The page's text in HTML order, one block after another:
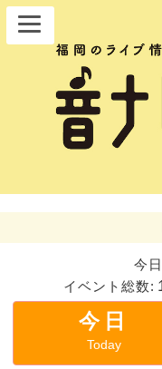
今
イベント総数:
今日
Today